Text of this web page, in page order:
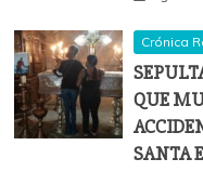
Crónica
QUE
SANTA